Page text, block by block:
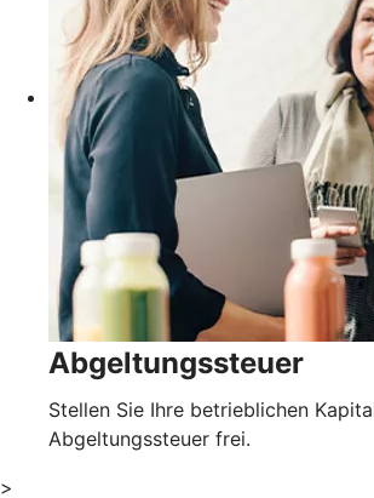
Abgeltungssteuer
Stellen Sie Ihre betrieblichen
Abgeltungssteuer frei.
>